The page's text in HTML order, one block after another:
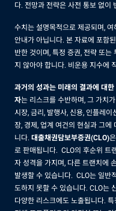
다. 전망과 전략은 사전 통보 없이
수치는 설명목적으로 제공되며,
안내가 아닙니다. 본 자료에 포함
반한 것이며, 특정 증권, 전략 또는
지 않아야 합니다. 비운용 지수에
과거의 성과는 미래의 결과에 대
자는 리스크를 수반하며, 그 가치
시장, 금리, 발행사, 신용, 인플레
장, 경제, 업계 여건의 현실과 그
니다. 대출채권담보부증권(CLO)
로 판매됩니다. CLO의 후순위 트
자 성격을 가지며, 다른 트랜치에
발생할 수 있습니다. CLO는 일반
도하지 못할 수 있습니다. CLO는
다양한 리스크에도 노출됩니다.